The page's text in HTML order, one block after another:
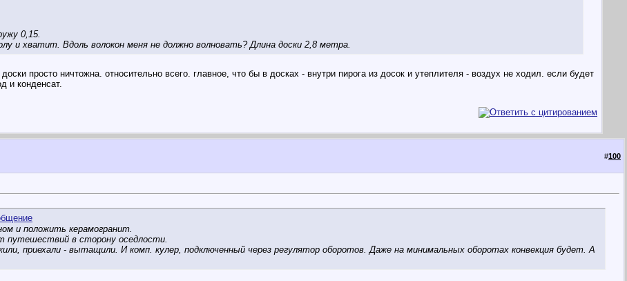
0,15.
и хватит. Вдоль волокон меня не должно волновать? Длина доски 2,8 метра.
просто ничтожна. относительно всего. главное, что бы в досках - внутри пирога из досок и утеплителя - воздух не ходил. если будет
и конденсат.
#100
и положить керамогранит.
путешествий в сторону оседлости.
приехали - вытащили. И комп. кулер, подключенный через регулятор оборотов. Даже на минимальных оборотах конвекция будет. А